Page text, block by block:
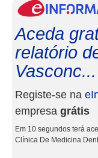
Aceda
relatório
Vasconc...
Registe-se na
empresa grátis
Em 10 segundos terá
Clínica De Medicina